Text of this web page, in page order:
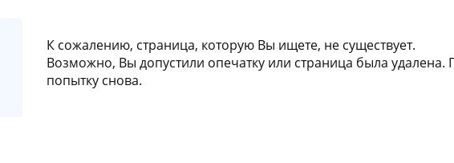
К сожалению, страница, которую Вы ищете, не существует.
Возможно, Вы допустили опечатку или страница была удалена.
попытку снова.